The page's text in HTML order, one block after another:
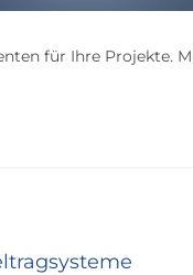
für Ihre Projekte.